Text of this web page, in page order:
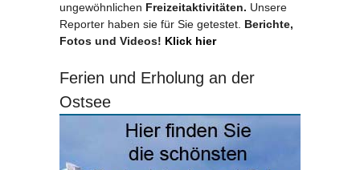
ungewöhnlichen Freizeitaktivitäten. Unsere
Reporter haben sie für Sie getestet. Berichte,
Fotos und Videos! Klick hier
Ferien und Erholung an der
Ostsee